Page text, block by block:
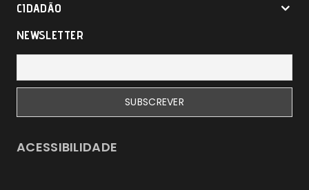
CIDADÃO
NEWSLETTER
ACESSIBILIDADE